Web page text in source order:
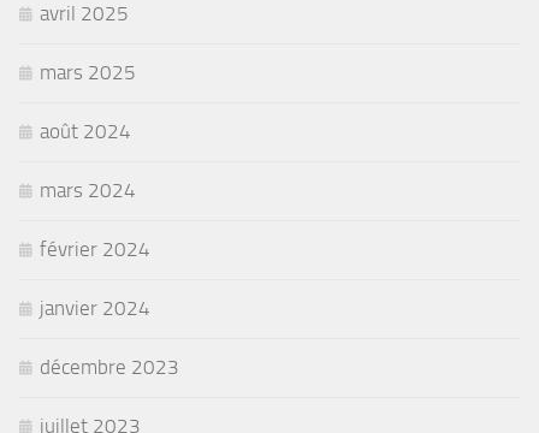
avril 2025
mars 2025
août 2024
mars 2024
février 2024
janvier 2024
décembre 2023
juillet 2023